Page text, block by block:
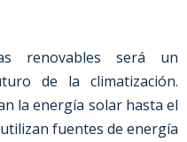
renovables será un
de la climatización.
la energía solar hasta el
fuentes de energía